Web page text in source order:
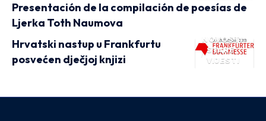
Presentación de la compilación de poesías de
Ljerka Toth Naumova
NOVOSTI
STARE
VIJESTI
Hrvatski nastup u Frankfurtu
posvećen dječjoj knjizi